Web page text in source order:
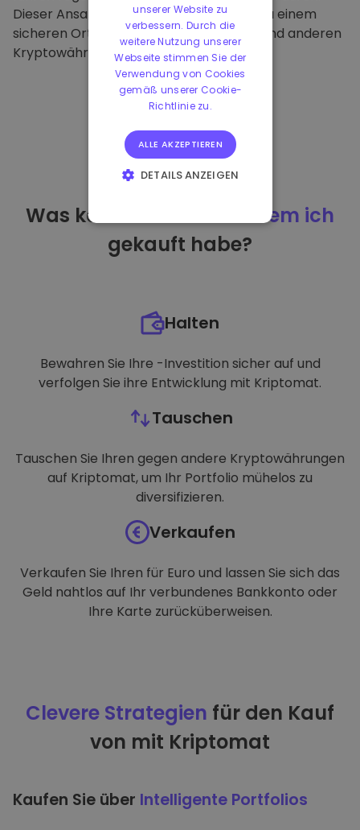
Dieser Ansatz macht unsere Plattform zu einem
sicheren Ort für die Aufbewahrung von und anderen
Kryptowährungen.
Was kann ich tun
nachdem ich
gekauft habe?
Halten
Bewahren Sie Ihre -Investition sicher auf und
verfolgen Sie ihre Entwicklung mit Kriptomat.
Tauschen
Tauschen Sie Ihren gegen andere Kryptowährungen
auf Kriptomat, um Ihr Portfolio mühelos zu
diversifizieren.
Verkaufen
Verkaufen Sie Ihren für Euro und lassen Sie sich das
Geld nahtlos auf Ihr verbundenes Bankkonto oder
Ihre Karte zurücküberweisen.
Clevere Strategien für den Kauf
von mit Kriptomat
Kaufen Sie über Intelligente Portfolios
unserer Website zu
verbessern. Durch die
weitere Nutzung unserer
Webseite stimmen Sie der
Verwendung von Cookies
gemäß unserer Cookie-
Richtlinie zu.
ALLE AKZEPTIEREN
DETAILS ANZEIGEN
PERFORMANCE